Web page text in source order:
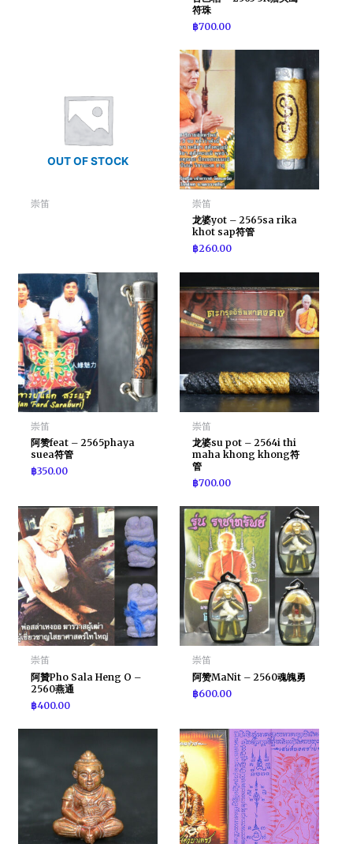
符珠
฿700.00
OUT OF STOCK
崇笛 崇笛
龙婆yot – 2565sa rika
khot sap符管
฿260.00
崇笛
阿赞feat – 2565phaya
suea符管
฿350.00
崇笛
龙婆su pot – 2564i thi
maha khong khong符
管
฿700.00
崇笛
阿贊Pho Sala Heng O –
2560燕通
฿400.00
崇笛
阿赞MaNit – 2560魂魄勇
฿600.00